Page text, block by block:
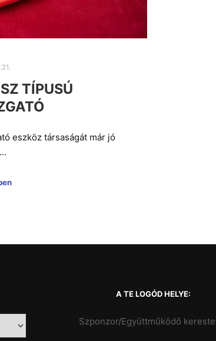
TÍPUSÚ
eszköz társaságát már jó
A TE LOGÓD HELYE:
Szponzor/Együttműködő